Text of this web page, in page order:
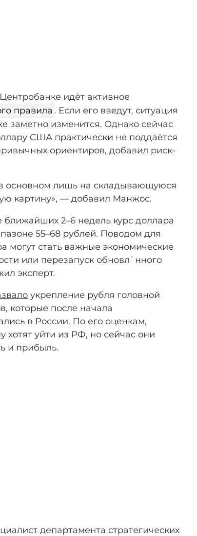
идёт активное
правила . Если его введут, ситуация
заметно изменится. Однако сейчас
США практически не поддаётся
ориентиров, добавил риск-
основном лишь на складывающуюся
картину», — добавил Манжос.
ближайших 2–6 недель курс доллара
55–68 рублей. Поводом для
могут стать важные экономические
или перезапуск обновл`нного
эксперт.
укрепление рубля головной
которые после начала
в России. По его оценкам,
уйти из РФ, но сейчас они
и прибыль.
департамента стратегических